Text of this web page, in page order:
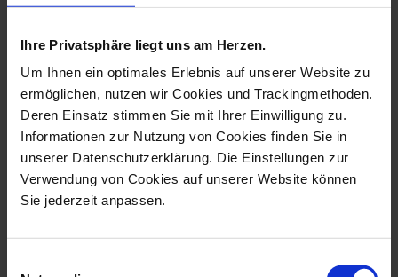
Ihre Privatsphäre liegt uns am Herzen.
Um Ihnen ein optimales Erlebnis auf unserer Website zu
ermöglichen, nutzen wir Cookies und Trackingmethoden.
Deren Einsatz stimmen Sie mit Ihrer Einwilligung zu.
Informationen zur Nutzung von Cookies finden Sie in
unserer Datenschutzerklärung. Die Einstellungen zur
Verwendung von Cookies auf unserer Website können
Sie jederzeit anpassen.
more products from the ladies
Buffalo Mr. Respect,